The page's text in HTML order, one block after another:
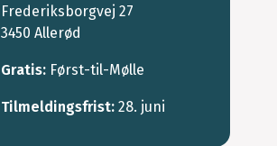
Frederiksborgvej 27
3450 Allerød
Gratis: Først-til-Mølle
Tilmeldingsfrist: 28. juni